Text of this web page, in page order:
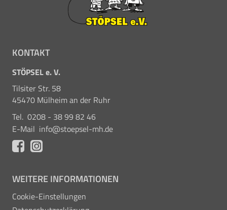
KONTAKT
STÖPSEL e. V.
Tilsiter Str. 58
45470 Mülheim an der Ruhr
Tel. 0208 - 38 99 82 46
E-Mail info@stoepsel-mh.de
WEITERE INFORMATIONEN
Cookie-Einstellungen